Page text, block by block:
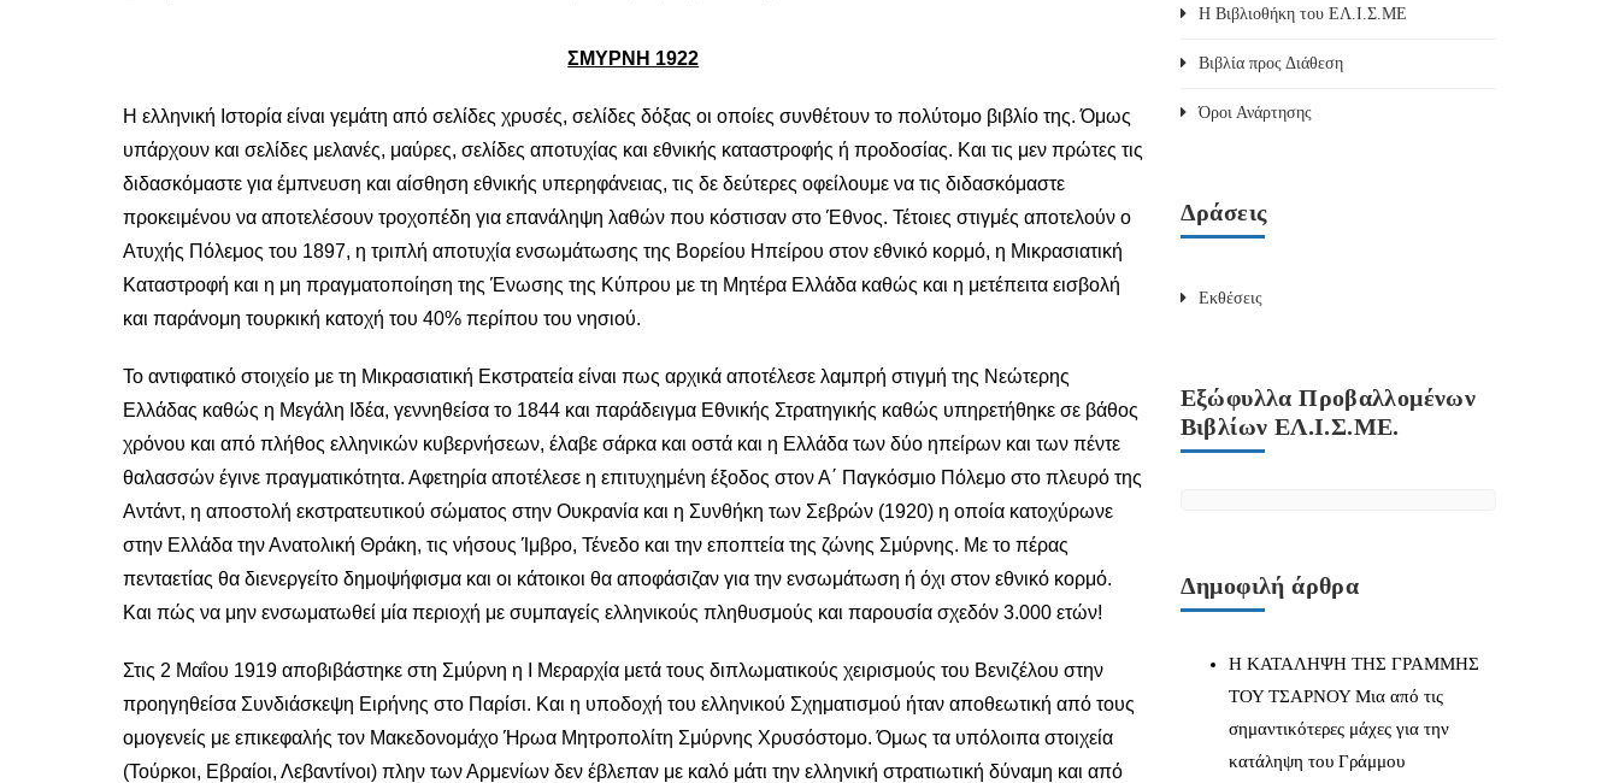
ΣΜΥΡΝΗ 1922
Η ελληνική Iστορία είναι γεμάτη από σελίδες χρυσές, σελίδες δόξας οι οποίες συνθέτουν το πολύτομο βιβλίο της. Όμως
υπάρχουν και σελίδες μελανές, μαύρες, σελίδες αποτυχίας και εθνικής καταστροφής ή προδοσίας. Και τις μεν πρώτες τις
διδασκόμαστε για έμπνευση και αίσθηση εθνικής υπερηφάνειας, τις δε δεύτερες οφείλουμε να τις διδασκόμαστε
προκειμένου να αποτελέσουν τροχοπέδη για επανάληψη λαθών που κόστισαν στο Έθνος. Τέτοιες στιγμές αποτελούν ο
Ατυχής Πόλεμος του 1897, η τριπλή αποτυχία ενσωμάτωσης της Βορείου Ηπείρου στον εθνικό κορμό, η Μικρασιατική
Καταστροφή και η μη πραγματοποίηση της Ένωσης της Κύπρου με τη Μητέρα Ελλάδα καθώς και η μετέπειτα εισβολή
και παράνομη τουρκική κατοχή του 40% περίπου του νησιού.
Το αντιφατικό στοιχείο με τη Μικρασιατική Εκστρατεία είναι πως αρχικά αποτέλεσε λαμπρή στιγμή της Νεώτερης
Ελλάδας καθώς η Μεγάλη Ιδέα, γεννηθείσα το 1844 και παράδειγμα Εθνικής Στρατηγικής καθώς υπηρετήθηκε σε βάθος
χρόνου και από πλήθος ελληνικών κυβερνήσεων, έλαβε σάρκα και οστά και η Ελλάδα των δύο ηπείρων και των πέντε
θαλασσών έγινε πραγματικότητα. Αφετηρία αποτέλεσε η επιτυχημένη έξοδος στον Α΄ Παγκόσμιο Πόλεμο στο πλευρό της
Αντάντ, η αποστολή εκστρατευτικού σώματος στην Ουκρανία και η Συνθήκη των Σεβρών (1920) η οποία κατοχύρωνε
στην Ελλάδα την Ανατολική Θράκη, τις νήσους Ίμβρο, Τένεδο και την εποπτεία της ζώνης Σμύρνης. Με το πέρας
πενταετίας θα διενεργείτο δημοψήφισμα και οι κάτοικοι θα αποφάσιζαν για την ενσωμάτωση ή όχι στον εθνικό κορμό.
Και πώς να μην ενσωματωθεί μία περιοχή με συμπαγείς ελληνικούς πληθυσμούς και παρουσία σχεδόν 3.000 ετών!
Στις 2 Μαΐου 1919 αποβιβάστηκε στη Σμύρνη η Ι Μεραρχία μετά τους διπλωματικούς χειρισμούς του Βενιζέλου στην
προηγηθείσα Συνδιάσκεψη Ειρήνης στο Παρίσι. Και η υποδοχή του ελληνικού Σχηματισμού ήταν αποθεωτική από τους
ομογενείς με επικεφαλής τον Μακεδονομάχο Ήρωα Μητροπολίτη Σμύρνης Χρυσόστομο. Όμως τα υπόλοιπα στοιχεία
(Τούρκοι, Εβραίοι, Λεβαντίνοι) πλην των Αρμενίων δεν έβλεπαν με καλό μάτι την ελληνική στρατιωτική δύναμη και από
Η Βιβλιοθήκη του ΕΛ.Ι.Σ.ΜΕ
Βιβλία προς Διάθεση
Όροι Ανάρτησης
Δράσεις
Εκθέσεις
Εξώφυλλα Προβαλλομένων
Βιβλίων ΕΛ.Ι.Σ.ΜΕ.
Δημοφιλή άρθρα
Η ΚΑΤΑΛΗΨΗ ΤΗΣ ΓΡΑΜΜΗΣ
ΤΟΥ ΤΣΑΡΝΟΥ Μια από τις
σημαντικότερες μάχες για την
κατάληψη του Γράμμου